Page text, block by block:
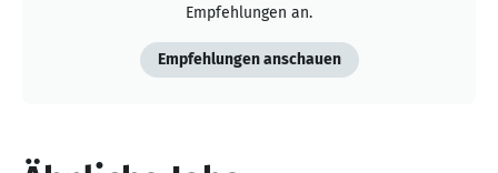
Empfehlungen an.
Empfehlungen anschauen